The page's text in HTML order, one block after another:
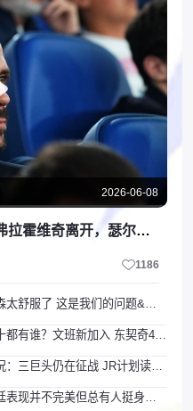
2026-06-08
[球迷报道]帕齐尼：很惊讶弗拉霍维奇离开，瑟尔洛特的身体对抗是尤文需要的
1186